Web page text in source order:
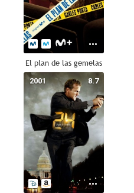
El plan de las gemelas
8.7
2001